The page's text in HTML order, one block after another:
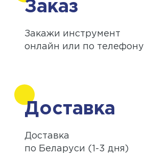
Заказ
Закажи инструмент
онлайн или по телефону
Доставка
Доставка
по Беларуси (1-3 дня)